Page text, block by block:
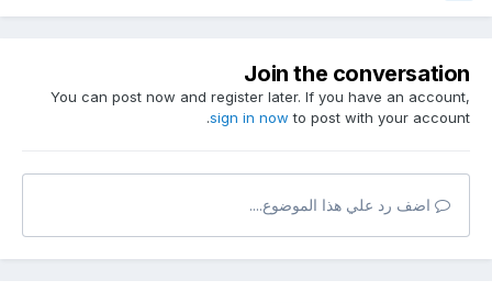
Join the conversation
You can post now and register later. If you have an account,
sign in nowto post with your account.
اضف رد علي هذا الموضوع....